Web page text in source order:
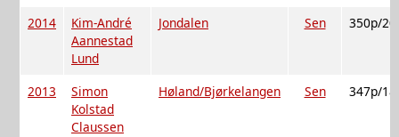
2014
Kim-André
Aannestad
Lund
Jondalen Sen 350p/
2013
Simon
Kolstad
Claussen
Høland/Bjørkelangen Sen 347p/